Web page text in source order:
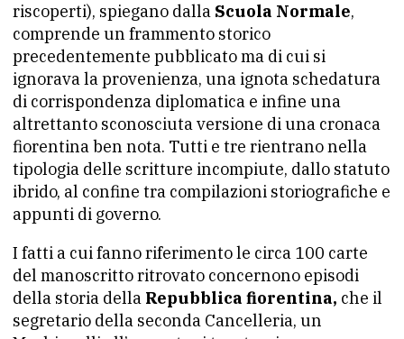
riscoperti), spiegano dalla Scuola Normale,
comprende un frammento storico
precedentemente pubblicato ma di cui si
ignorava la provenienza, una ignota schedatura
di corrispondenza diplomatica e infine una
altrettanto sconosciuta versione di una cronaca
fiorentina ben nota. Tutti e tre rientrano nella
tipologia delle scritture incompiute, dallo statuto
ibrido, al confine tra compilazioni storiografiche e
appunti di governo.
I fatti a cui fanno riferimento le circa 100 carte
del manoscritto ritrovato concernono episodi
della storia della Repubblica fiorentina, che il
segretario della seconda Cancelleria, un